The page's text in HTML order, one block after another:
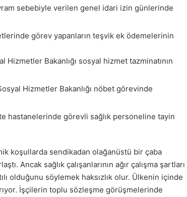
sebebiyle verilen genel idari izin günlerinde
görev yapanların teşvik ek ödemelerinin
Bakanlığı sosyal hizmet tazminatının
Hizmetler Bakanlığı nöbet görevinde
hastanelerinde görevli sağlık personeline tayin
koşullarda sendikadan olağanüstü bir çaba
Ancak sağlık çalışanlarının ağır çalışma şartları
olduğunu söylemek haksızlık olur. Ülkenin içinde
İşçilerin toplu sözleşme görüşmelerinde